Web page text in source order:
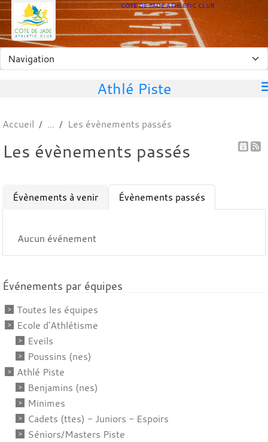
COTE DE JADE ATHLETIC CLUB
Athlé Piste
Accueil Les évènements passés
Les évènements passés
Évènements à venir Évènements passés
Aucun événement
Événements par équipes
Toutes les équipes
Ecole d'Athlétisme
Eveils
Poussins (nes)
Athlé Piste
Benjamins (nes)
Minimes
Cadets (ttes) - Juniors - Espoirs
Séniors/Masters Piste
Panneau de gestion des cookies